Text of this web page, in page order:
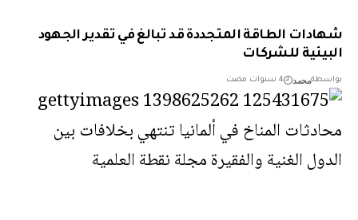
الطاقة المتجددة قد تبالغ في تقدير الجهود
للشركات
محمد 4 سنوات مضت